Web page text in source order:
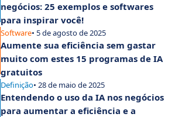
negócios: 25 exemplos e softwares
para inspirar você!
Software• 5 de agosto de 2025
Aumente sua eficiência sem gastar
muito com estes 15 programas de IA
gratuitos
Definição• 28 de maio de 2025
Entendendo o uso da IA nos negócios
para aumentar a eficiência e a